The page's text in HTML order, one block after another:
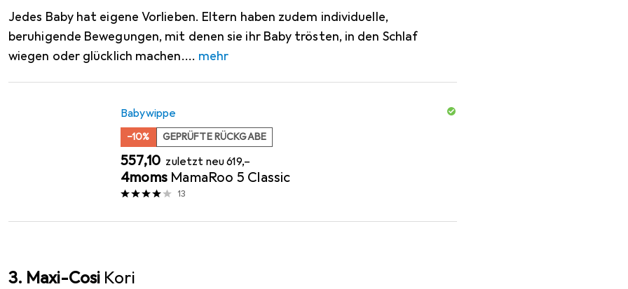
Jedes Baby hat eigene Vorlieben. Eltern haben zudem individuelle,
beruhigende Bewegungen, mit denen sie ihr Baby trösten, in den Schlaf
wiegen oder glücklich machen.
mehr
Babywippe
−10% GEPRÜFTE RÜCKGABE
EUR
557,10 zuletzt neuEUR
619,–
4moms MamaRoo 5 Classic
13
3. Maxi-Cosi Kori